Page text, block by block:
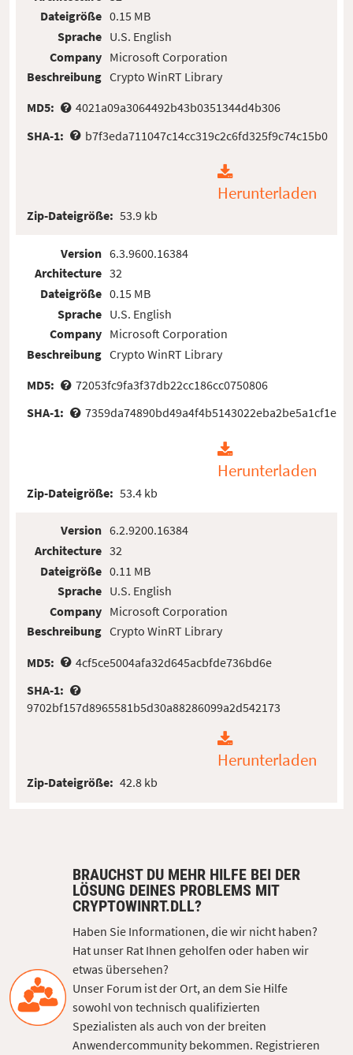
Dateigröße
Sprache
Company
Beschreibung
0.15 MB
U.S. English
Microsoft Corporation
Crypto WinRT Library
MD5:
4021a09a3064492b43b0351344d4b306
SHA-1:
b7f3eda711047c14cc319c2c6fd325f9c74c15b0
Herunterladen
Zip-Dateigröße: 53.9 kb
Version
Architecture
Dateigröße
Sprache
Company
Beschreibung
6.3.9600.16384
32
0.15 MB
U.S. English
Microsoft Corporation
Crypto WinRT Library
MD5:
72053fc9fa3f37db22cc186cc0750806
SHA-1:
7359da74890bd49a4f4b5143022eba2be5a1cf1e
Herunterladen
Zip-Dateigröße: 53.4 kb
Version
Architecture
Dateigröße
Sprache
Company
Beschreibung
6.2.9200.16384
32
0.11 MB
U.S. English
Microsoft Corporation
Crypto WinRT Library
MD5:
4cf5ce5004afa32d645acbfde736bd6e
SHA-1:
9702bf157d8965581b5d30a88286099a2d542173
Herunterladen
Zip-Dateigröße: 42.8 kb
BRAUCHST DU MEHR HILFE BEI DER
LÖSUNG DEINES PROBLEMS MIT
CRYPTOWINRT.DLL?
Haben Sie Informationen, die wir nicht haben?
Hat unser Rat Ihnen geholfen oder haben wir
etwas übersehen?
Unser Forum ist der Ort, an dem Sie Hilfe
sowohl von technisch qualifizierten
Spezialisten als auch von der breiten
Anwendercommunity bekommen. Registrieren